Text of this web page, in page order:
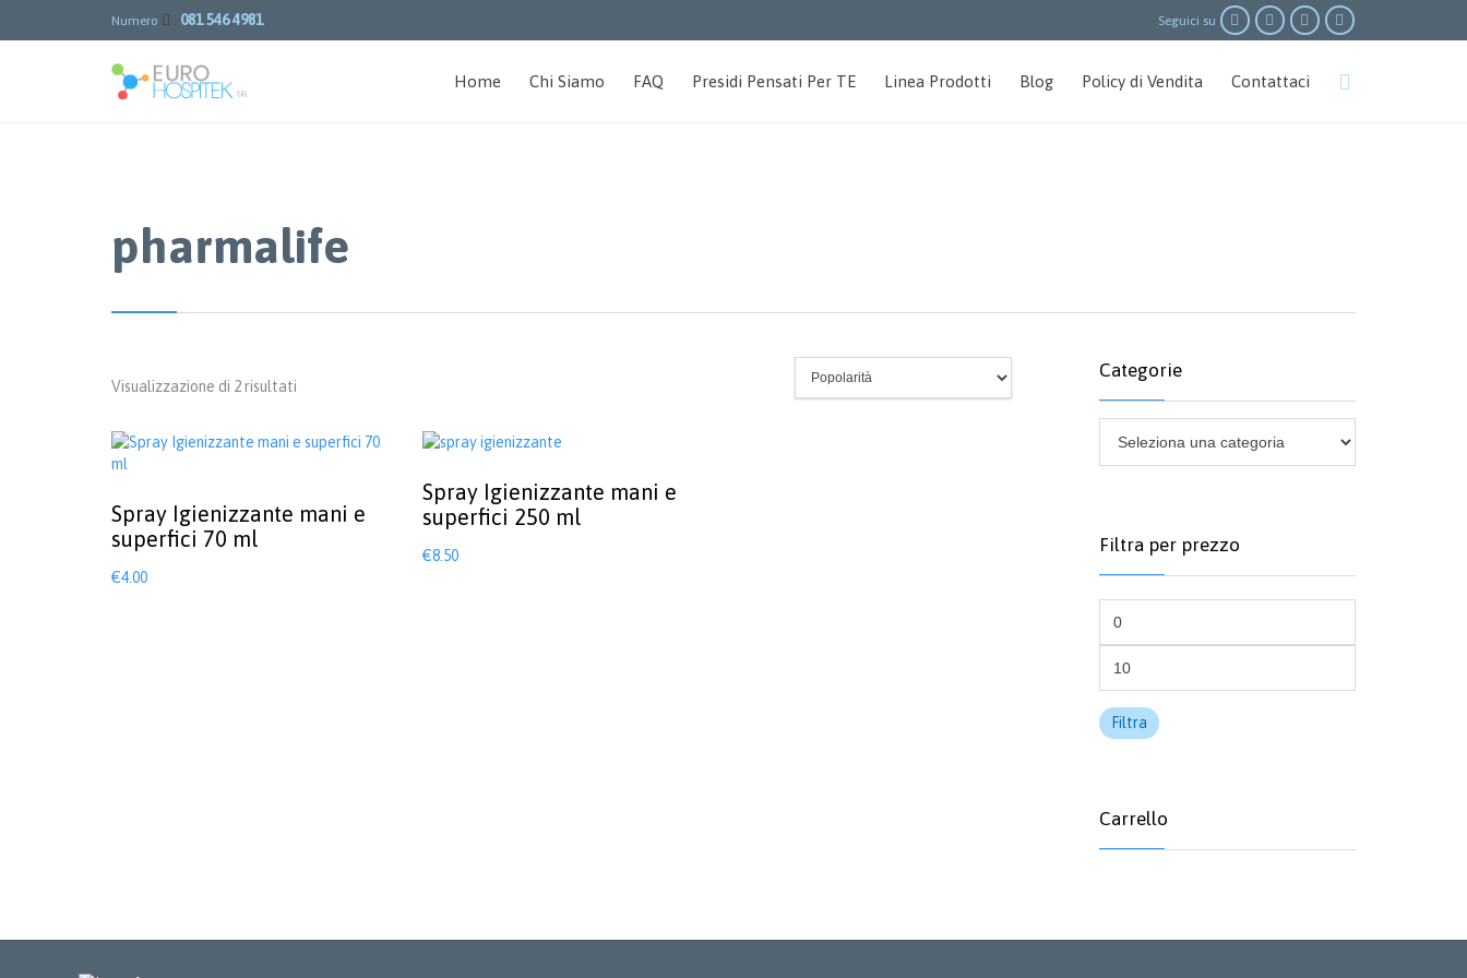
Numero  081 546 4981 Seguici su    
to
Home Chi Siamo FAQ Presidi Pensati Per TE Linea Prodotti Blog Policy di Vendita Contattaci 
pharmalife
Visualizzazione di 2 risultati
Spray Igienizzante mani e
superfici 70 ml
€4.00
Spray Igienizzante mani e
superfici 250 ml
€8.50
Categorie
Filtra per prezzo
Prezzo
Min
Prezzo
Max
Filtra
Carrello